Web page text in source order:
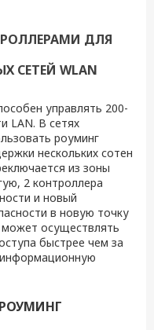
ДЛЯ
WLAN
управлять 200-
LAN. В сетях
роуминг
нескольких сотен
из зоны
2 контроллера
и новый
в новую точку
осуществлять
быстрее чем за